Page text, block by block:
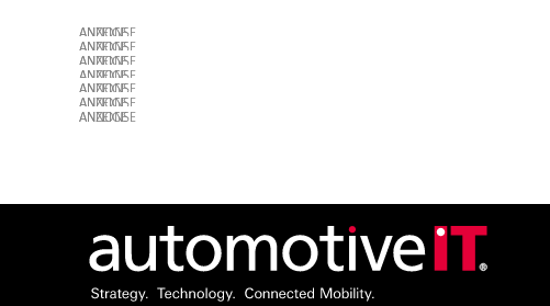
ANZEIGE
ANZEIGE
ANZEIGE
ANZEIGE
ANZEIGE
ANZEIGE
ANZEIGE